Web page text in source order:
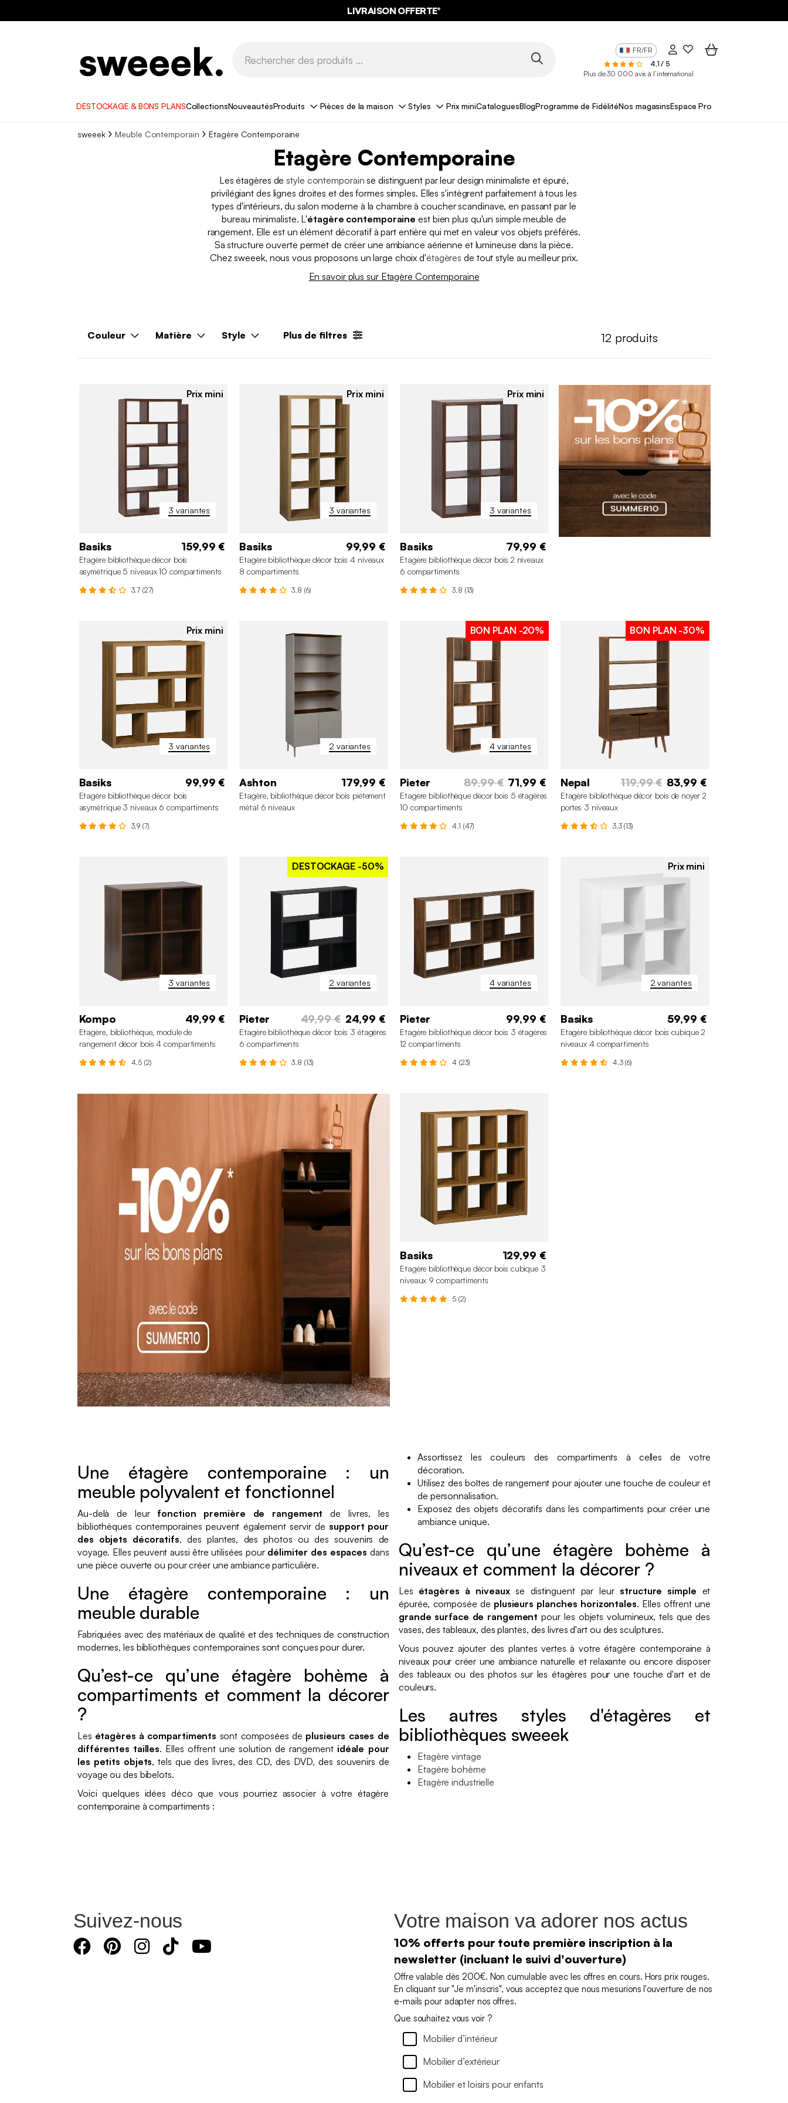
LIVRAISON OFFERTE*
FR/FR
4,1 / 5
Plus de 30 000 avis à l’international
DESTOCKAGE & BONS PLANSCollectionsNouveautésProduits Pièces de la maison Styles Prix miniCataloguesBlogProgramme de FidélitéNos magasinsEspace Pro
sweeek Meuble Contemporain Etagère Contemporaine
Etagère Contemporaine
Les étagères de style contemporain se distinguent par leur design minimaliste et épuré,
privilégiant des lignes droites et des formes simples. Elles s'intègrent parfaitement à tous les
types d'intérieurs, du salon moderne à la chambre à coucher scandinave, en passant par le
bureau minimaliste. L'étagère contemporaine est bien plus qu'un simple meuble de
rangement. Elle est un élément décoratif à part entière qui met en valeur vos objets préférés.
Sa structure ouverte permet de créer une ambiance aérienne et lumineuse dans la pièce.
Chez sweeek, nous vous proposons un large choix d'étagères de tout style au meilleur prix.
En savoir plus sur Etagère Contemporaine
Couleur Matière Style Plus de filtres 12 produits
3 variantes
Prix mini
Basiks 159,99 €
Etagère bibliothèque décor bois
asymétrique 5 niveaux 10 compartiments
3.7 (27)
3 variantes
Prix mini
Basiks 99,99 €
Etagère bibliothèque décor bois 4 niveaux
8 compartiments
3.8 (6)
3 variantes
Prix mini
Basiks 79,99 €
Etagère bibliothèque décor bois 2 niveaux
6 compartiments
3.8 (13)
3 variantes
Prix mini
Basiks 99,99 €
Etagère bibliothèque décor bois
asymétrique 3 niveaux 6 compartiments
3.9 (7)
2 variantes
Ashton 179,99 €
Etagère, bibliothèque décor bois piétement
métal 6 niveaux
4 variantes
BON PLAN -20%
Pieter 89,99 € 71,99 €
Etagère bibliothèque décor bois 5 étagères
10 compartiments
4.1 (47)
BON PLAN -30%
Nepal 119,99 € 83,99 €
Etagère bibliothèque décor bois de noyer 2
portes 3 niveaux
3.3 (13)
3 variantes
Kompo 49,99 €
Etagère, bibliothèque, module de
rangement décor bois 4 compartiments
4.5 (2)
2 variantes
DESTOCKAGE -50%
Pieter 49,99 € 24,99 €
Etagère bibliothèque décor bois 3 étagères
6 compartiments
3.8 (13)
4 variantes
Pieter 99,99 €
Etagère bibliothèque décor bois 3 étagères
12 compartiments
4 (23)
2 variantes
Prix mini
Basiks 59,99 €
Etagère bibliothèque décor bois cubique 2
niveaux 4 compartiments
4.3 (6)
Basiks 129,99 €
Etagère bibliothèque décor bois cubique 3
niveaux 9 compartiments
5 (2)
Une étagère contemporaine : un
meuble polyvalent et fonctionnel
Au-delà de leur fonction première de rangement de livres, les
bibliothèques contemporaines peuvent également servir de support pour
des objets décoratifs, des plantes, des photos ou des souvenirs de
voyage. Elles peuvent aussi être utilisées pour délimiter des espaces dans
une pièce ouverte ou pour créer une ambiance particulière.
Une étagère contemporaine : un
meuble durable
Fabriquées avec des matériaux de qualité et des techniques de construction
modernes, les bibliothèques contemporaines sont conçues pour durer.
Qu’est-ce qu’une étagère bohème à
compartiments et comment la décorer
?
Les étagères à compartiments sont composées de plusieurs cases de
différentes tailles. Elles offrent une solution de rangement idéale pour
les petits objets, tels que des livres, des CD, des DVD, des souvenirs de
voyage ou des bibelots.
Voici quelques idées déco que vous pourriez associer à votre étagère
contemporaine à compartiments :
Assortissez les couleurs des compartiments à celles de votre
décoration.
Utilisez des boîtes de rangement pour ajouter une touche de couleur et
de personnalisation.
Exposez des objets décoratifs dans les compartiments pour créer une
ambiance unique.
Qu’est-ce qu’une étagère bohème à
niveaux et comment la décorer ?
Les étagères à niveauxse distinguent par leur structure simple et
épurée, composée de plusieurs planches horizontales. Elles offrent une
grande surface de rangement pour les objets volumineux, tels que des
vases, des tableaux, des plantes, des livres d'art ou des sculptures.
Vous pouvez ajouter des plantes vertes à votre étagère contemporaine à
niveaux pour créer une ambiance naturelle et relaxante ou encore disposer
des tableaux ou des photos sur les étagères pour une touche d'art et de
couleurs.
Les autres styles d'étagères et
bibliothèques sweeek
Etagère vintage
Etagère bohème
Etagère industrielle
Suivez-nous Votre maison va adorer nos actus
10% offerts pour toute première inscription à la
newsletter (incluant le suivi d'ouverture)
Offre valable dès 200€. Non cumulable avec les offres en cours. Hors prix rouges.
En cliquant sur "Je m'inscris", vous acceptez que nous mesurions l'ouverture de nos
e-mails pour adapter nos offres.
Que souhaitez vous voir ?
Mobilier d’intérieur
Mobilier d’extérieur
Mobilier et loisirs pour enfants